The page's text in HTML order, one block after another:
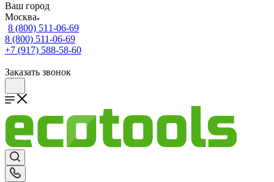
Ваш город
Москва
8 (800) 511-06-69
8 (800) 511-06-69
+7 (917) 588-58-60
Заказать звонок